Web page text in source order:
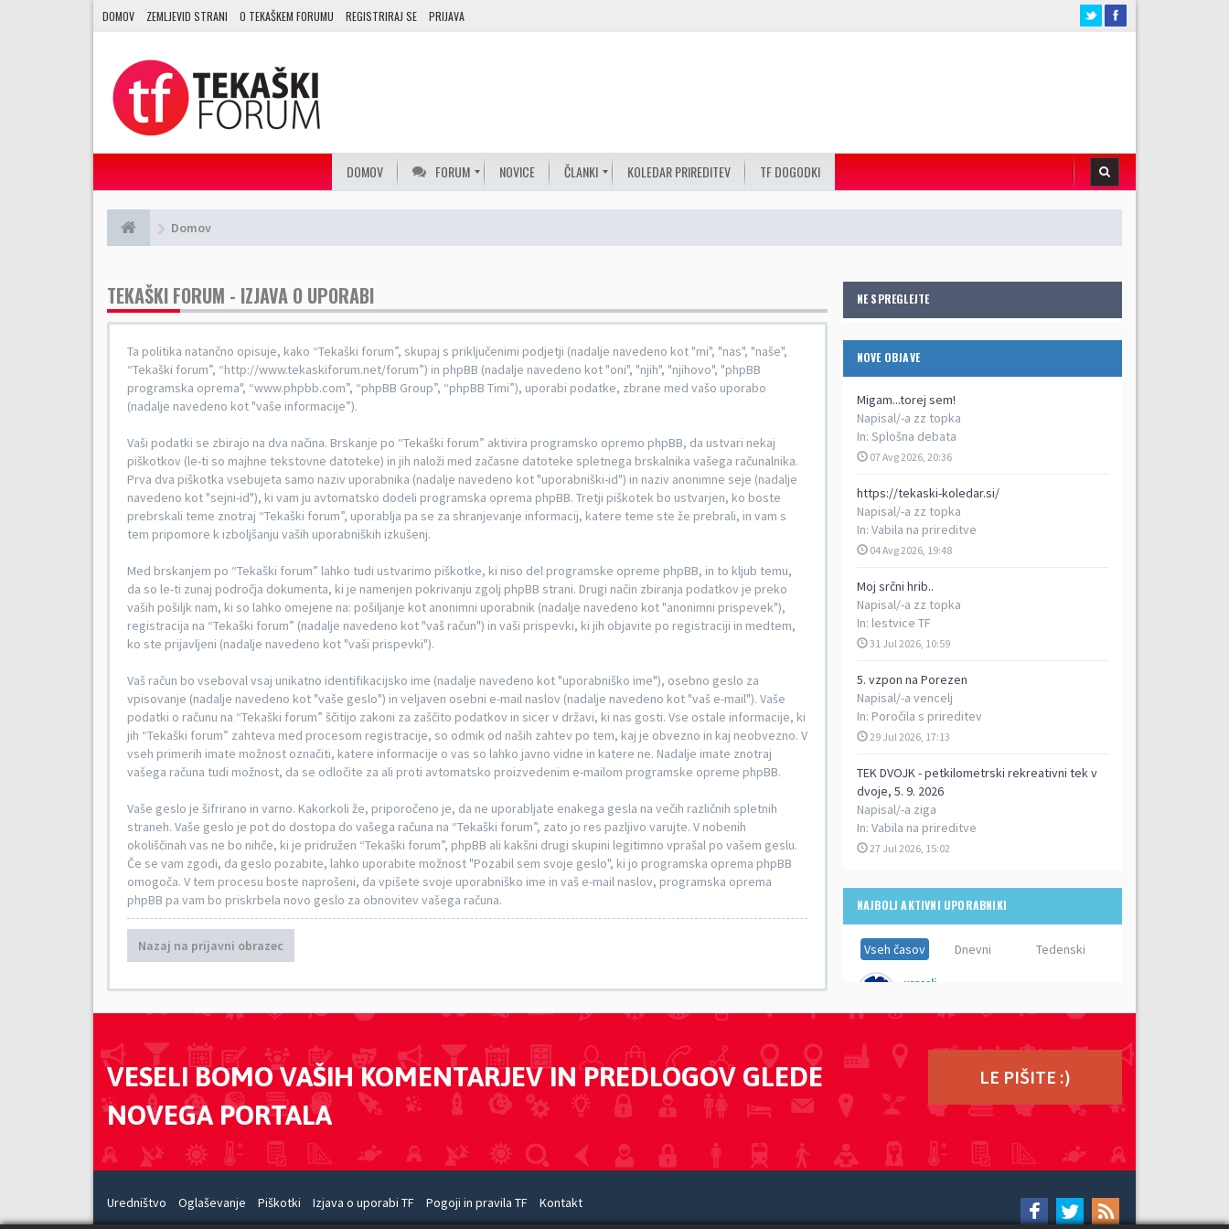
DOMOV ZEMLJEVID STRANI O TEKAŠKEM FORUMU REGISTRIRAJ SE PRIJAVA
DOMOV FORUM NOVICE ČLANKI KOLEDAR PRIREDITEV TF DOGODKI
Domov
NE SPREGLEJTE
NOVE OBJAVE
Migam...torej sem!
Napisal/-a zz topka
In: Splošna debata
07 Avg 2026, 20:36
https://tekaski-koledar.si/
Napisal/-a zz topka
In: Vabila na prireditve
04 Avg 2026, 19:48
Moj srčni hrib..
Napisal/-a zz topka
In: lestvice TF
31 Jul 2026, 10:59
5. vzpon na Porezen
Napisal/-a vencelj
In: Poročila s prireditev
29 Jul 2026, 17:13
TEK DVOJK - petkilometrski rekreativni tek v
dvoje, 5. 9. 2026
Napisal/-a ziga
In: Vabila na prireditve
27 Jul 2026, 15:02
NAJBOLJ AKTIVNI UPORABNIKI
Vseh časov Dnevni Tedenski
vencelj
ZdravkoC
Prispevkov:
ero
lenči
TEKAŠKI FORUM - IZJAVA O UPORABI
Ta politika natančno opisuje, kako “Tekaški forum”, skupaj s priključenimi podjetji (nadalje navedeno kot "mi", "nas", "naše",
“Tekaški forum”, “http://www.tekaskiforum.net/forum”) in phpBB (nadalje navedeno kot "oni", "njih", "njihovo", "phpBB
programska oprema", “www.phpbb.com”, “phpBB Group”, “phpBB Timi”), uporabi podatke, zbrane med vašo uporabo
(nadalje navedeno kot "vaše informacije”).
Vaši podatki se zbirajo na dva načina. Brskanje po “Tekaški forum” aktivira programsko opremo phpBB, da ustvari nekaj
piškotkov (le-ti so majhne tekstovne datoteke) in jih naloži med začasne datoteke spletnega brskalnika vašega računalnika.
Prva dva piškotka vsebujeta samo naziv uporabnika (nadalje navedeno kot "uporabniški-id") in naziv anonimne seje (nadalje
navedeno kot "sejni-id"), ki vam ju avtomatsko dodeli programska oprema phpBB. Tretji piškotek bo ustvarjen, ko boste
prebrskali teme znotraj “Tekaški forum”, uporablja pa se za shranjevanje informacij, katere teme ste že prebrali, in vam s
tem pripomore k izboljšanju vaših uporabniških izkušenj.
Med brskanjem po “Tekaški forum” lahko tudi ustvarimo piškotke, ki niso del programske opreme phpBB, in to kljub temu,
da so le-ti zunaj področja dokumenta, ki je namenjen pokrivanju zgolj phpBB strani. Drugi način zbiranja podatkov je preko
vaših pošiljk nam, ki so lahko omejene na: pošiljanje kot anonimni uporabnik (nadalje navedeno kot "anonimni prispevek"),
registracija na “Tekaški forum” (nadalje navedeno kot "vaš račun") in vaši prispevki, ki jih objavite po registraciji in medtem,
ko ste prijavljeni (nadalje navedeno kot "vaši prispevki").
Vaš račun bo vseboval vsaj unikatno identifikacijsko ime (nadalje navedeno kot "uporabniško ime"), osebno geslo za
vpisovanje (nadalje navedeno kot "vaše geslo") in veljaven osebni e-mail naslov (nadalje navedeno kot "vaš e-mail"). Vaše
podatki o računu na “Tekaški forum” ščitijo zakoni za zaščito podatkov in sicer v državi, ki nas gosti. Vse ostale informacije, ki
jih “Tekaški forum” zahteva med procesom registracije, so odmik od naših zahtev po tem, kaj je obvezno in kaj neobvezno. V
vseh primerih imate možnost označiti, katere informacije o vas so lahko javno vidne in katere ne. Nadalje imate znotraj
vašega računa tudi možnost, da se odločite za ali proti avtomatsko proizvedenim e-mailom programske opreme phpBB.
Vaše geslo je šifrirano in varno. Kakorkoli že, priporočeno je, da ne uporabljate enakega gesla na večih različnih spletnih
straneh. Vaše geslo je pot do dostopa do vašega računa na “Tekaški forum”, zato jo res pazljivo varujte. V nobenih
okoliščinah vas ne bo nihče, ki je pridružen “Tekaški forum”, phpBB ali kakšni drugi skupini legitimno vprašal po vašem geslu.
Če se vam zgodi, da geslo pozabite, lahko uporabite možnost "Pozabil sem svoje geslo", ki jo programska oprema phpBB
omogoča. V tem procesu boste naprošeni, da vpišete svoje uporabniško ime in vaš e-mail naslov, programska oprema
phpBB pa vam bo priskrbela novo geslo za obnovitev vašega računa.
Nazaj na prijavni obrazec
VESELI BOMO VAŠIH KOMENTARJEV IN PREDLOGOV GLEDE
NOVEGA PORTALA
LE PIŠITE :)
Uredništvo Oglaševanje Piškotki Izjava o uporabi TF Pogoji in pravila TF Kontakt